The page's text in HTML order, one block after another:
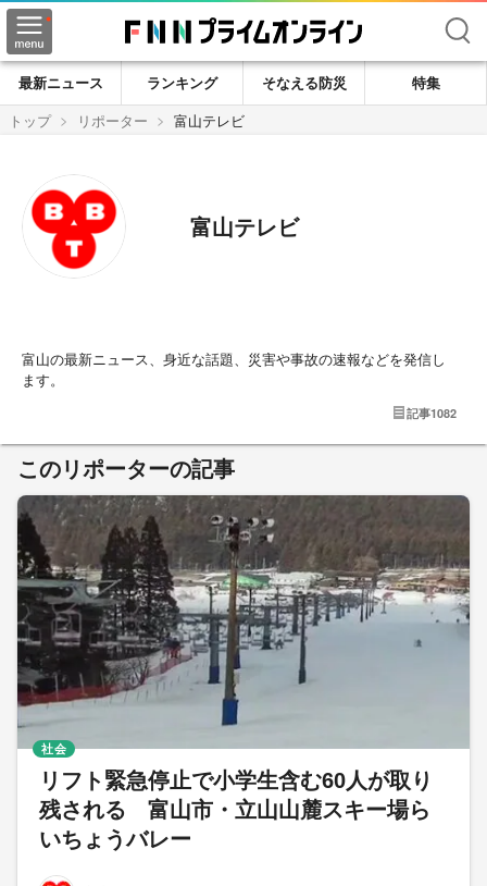
検索
最新ニュース ランキング そなえる防災
特集
トップ
リポーター 富山テレビ
富山テレビ
富山の最新ニュース、身近な話題、災害や事故の速報などを発信し
ます。
記事1082
このリポーターの記事
リフト緊急停止で小学生含む60人が取り
残される 富山市・立山山麓スキー場ら
いちょうバレー
社会